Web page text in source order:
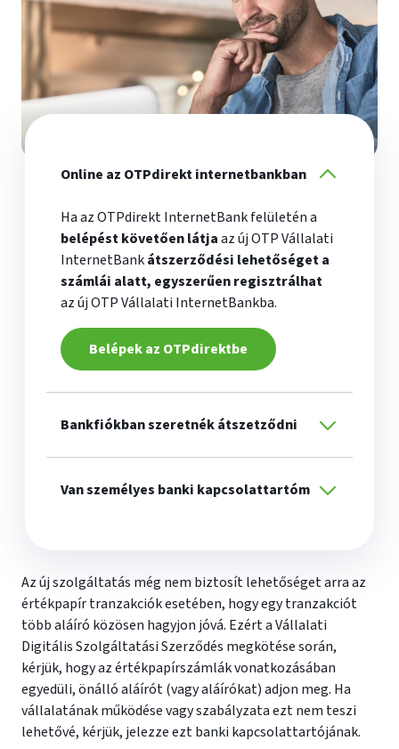
Online az OTPdirekt internetbankban
Ha az OTPdirekt InternetBank felületén a
belépést követően látjaaz új OTP Vállalati
InternetBankátszerződési lehetőséget a
számlái alatt, egyszerűen regisztrálhat
az új OTP Vállalati InternetBankba.
Belépek az OTPdirektbe
Bankfiókban szeretnék átszetződni
Van személyes banki kapcsolattartóm
Az új szolgáltatás még nem biztosít lehetőséget arra az
értékpapír tranzakciók esetében, hogy egy tranzakciót
több aláíró közösen hagyjon jóvá. Ezért a Vállalati
Digitális Szolgáltatási Szerződés megkötése során,
kérjük, hogy az értékpapírszámlák vonatkozásában
egyedüli, önálló aláírót (vagy aláírókat) adjon meg. Ha
vállalatának működése vagy szabályzata ezt nem teszi
lehetővé, kérjük, jelezze ezt banki kapcsolattartójának.